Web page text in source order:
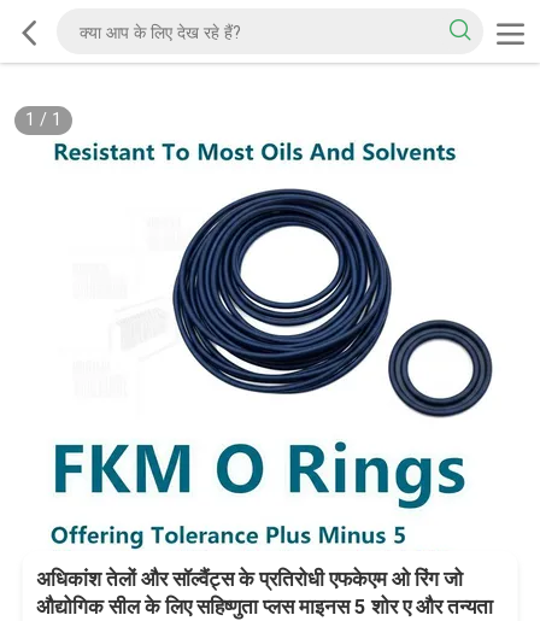
1 / 1
अधिकांश तेलों और सॉल्वैंट्स के प्रतिरोधी एफकेएम ओ रिंग जो
औद्योगिक सील के लिए सहिष्णुता प्लस माइनस 5 शोर ए और तन्यता